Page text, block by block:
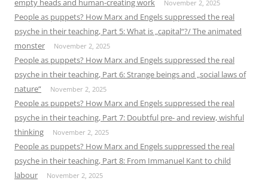
empty heads and human-creating work
November 2, 2025
People as puppets? How Marx and Engels suppressed the real
psyche in their teaching, Part 5: What is „capital“?/ The animated
monster
November 2, 2025
People as puppets? How Marx and Engels suppressed the real
psyche in their teaching, Part 6: Strange beings and „social laws of
nature“
November 2, 2025
People as puppets? How Marx and Engels suppressed the real
psyche in their teaching, Part 7: Doubtful pre- and review, wishful
thinking
November 2, 2025
People as puppets? How Marx and Engels suppressed the real
psyche in their teaching, Part 8: From Immanuel Kant to child
labour
November 2, 2025